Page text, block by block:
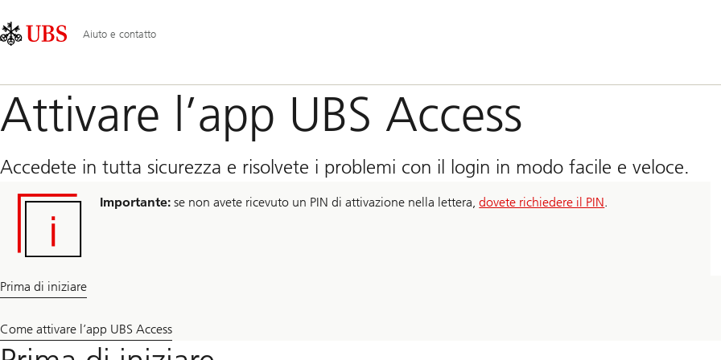
Area
principale
Aiuto e contatto
Attivare l’app UBS Access
Accedete in tutta sicurezza e risolvete i problemi con il login in modo facile e veloce.
Importante: se non avete ricevuto un PIN di attivazione nella lettera,dovete richiedere il PIN.
Prima di iniziare
Come attivare l’app UBS Access